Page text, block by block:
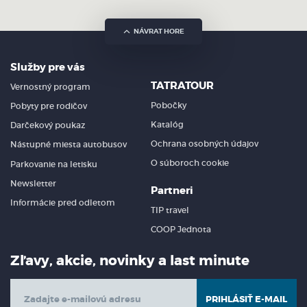
NÁVRAT HORE
Služby pre vás
Vernostný program
Pobyty pre rodičov
Darčekový poukaz
Nástupné miesta autobusov
Parkovanie na letisku
Newsletter
Informácie pred odletom
TATRATOUR
Pobočky
Katalóg
Ochrana osobných údajov
O súboroch cookie
Partneri
TIP travel
COOP Jednota
Zľavy, akcie, novinky a last minute
PRIHLÁSIŤ E-MAIL